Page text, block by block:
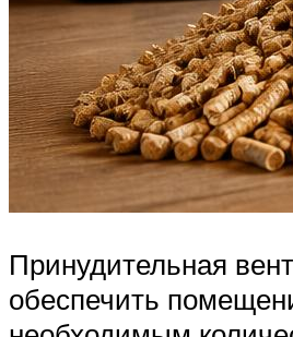
Принудительная
обеспечить